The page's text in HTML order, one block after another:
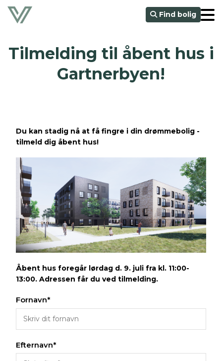
Find bolig
Tilmelding til åbent hus i
Gartnerbyen!
Du kan stadig nå at få fingre i din drømmebolig -
tilmeld dig åbent hus!
Åbent hus foregår lørdag d. 9. juli fra kl. 11:00-
13:00. Adressen får du ved tilmelding.
Fornavn*
Efternavn*